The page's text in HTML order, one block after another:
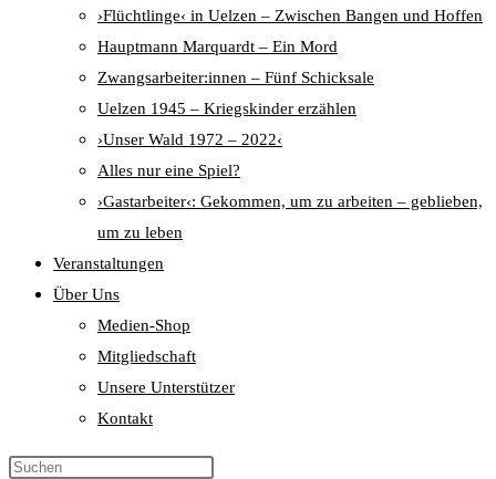
›Flüchtlinge‹ in Uelzen – Zwischen Bangen und Hoffen
Hauptmann Marquardt – Ein Mord
Zwangsarbeiter:innen – Fünf Schicksale
Uelzen 1945 – Kriegskinder erzählen
›Unser Wald 1972 – 2022‹
Alles nur eine Spiel?
›Gastarbeiter‹: Gekommen, um zu arbeiten – geblieben,
um zu leben
Veranstaltungen
Über Uns
Medien-Shop
Mitgliedschaft
Unsere Unterstützer
Kontakt